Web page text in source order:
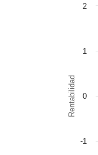
Rentabilidad
-1
0
1
2